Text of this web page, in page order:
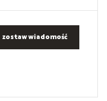
zostaw wiadomość